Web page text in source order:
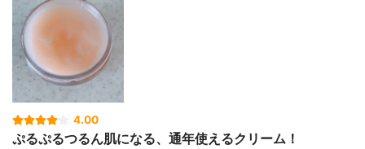
4.00
ぷるぷるつるん肌になる、通年使えるクリーム！